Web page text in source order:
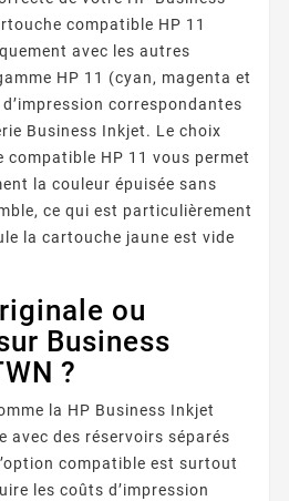
compatible HP 11
avec les autres
HP 11 (cyan, magenta et
correspondantes
Business Inkjet. Le choix
compatible HP 11 vous permet
la couleur épuisée sans
ce qui est particulièrement
la cartouche jaune est vide
ou
Business
?
la HP Business Inkjet
avec des réservoirs séparés
compatible est surtout
les coûts d’impression